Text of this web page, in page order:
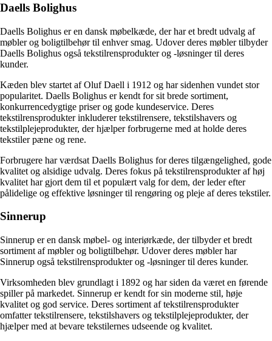
Daells Bolighus
Daells Bolighus er en dansk møbelkæde, der har et bredt udvalg af
møbler og boligtilbehør til enhver smag. Udover deres møbler tilbyder
Daells Bolighus også tekstilrensprodukter og -løsninger til deres
kunder.
Kæden blev startet af Oluf Daell i 1912 og har sidenhen vundet stor
popularitet. Daells Bolighus er kendt for sit brede sortiment,
konkurrencedygtige priser og gode kundeservice. Deres
tekstilrensprodukter inkluderer tekstilrensere, tekstilshavers og
tekstilplejeprodukter, der hjælper forbrugerne med at holde deres
tekstiler pæne og rene.
Forbrugere har værdsat Daells Bolighus for deres tilgængelighed, gode
kvalitet og alsidige udvalg. Deres fokus på tekstilrensprodukter af høj
kvalitet har gjort dem til et populært valg for dem, der leder efter
pålidelige og effektive løsninger til rengøring og pleje af deres tekstiler.
Sinnerup
Sinnerup er en dansk møbel- og interiørkæde, der tilbyder et bredt
sortiment af møbler og boligtilbehør. Udover deres møbler har
Sinnerup også tekstilrensprodukter og -løsninger til deres kunder.
Virksomheden blev grundlagt i 1892 og har siden da været en førende
spiller på markedet. Sinnerup er kendt for sin moderne stil, høje
kvalitet og god service. Deres sortiment af tekstilrensprodukter
omfatter tekstilrensere, tekstilshavers og tekstilplejeprodukter, der
hjælper med at bevare tekstilernes udseende og kvalitet.